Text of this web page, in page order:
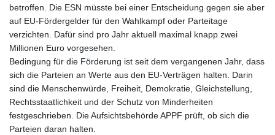
betroffen. Die ESN müsste bei einer Entscheidung gegen sie aber
auf EU-Fördergelder für den Wahlkampf oder Parteitage
verzichten. Dafür sind pro Jahr aktuell maximal knapp zwei
Millionen Euro vorgesehen.
Bedingung für die Förderung ist seit dem vergangenen Jahr, dass
sich die Parteien an Werte aus den EU-Verträgen halten. Darin
sind die Menschenwürde, Freiheit, Demokratie, Gleichstellung,
Rechtsstaatlichkeit und der Schutz von Minderheiten
festgeschrieben. Die Aufsichtsbehörde APPF prüft, ob sich die
Parteien daran halten.